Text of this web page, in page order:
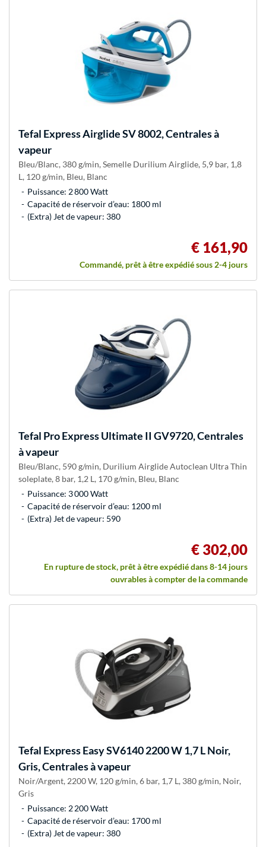
Tefal Express Airglide SV 8002, Centrales à
vapeur
Bleu/Blanc, 380 g/min, Semelle Durilium Airglide, 5,9 bar, 1,8
L, 120 g/min, Bleu, Blanc
Puissance: 2 800 Watt
Capacité de réservoir d’eau: 1800 ml
(Extra) Jet de vapeur: 380
€ 161,90
Commandé, prêt à être expédié sous 2-4 jours
Tefal Pro Express Ultimate II GV9720, Centrales
à vapeur
Bleu/Blanc, 590 g/min, Durilium Airglide Autoclean Ultra Thin
soleplate, 8 bar, 1,2 L, 170 g/min, Bleu, Blanc
Puissance: 3 000 Watt
Capacité de réservoir d’eau: 1200 ml
(Extra) Jet de vapeur: 590
€ 302,00
En rupture de stock, prêt à être expédié dans 8-14 jours
ouvrables à compter de la commande
Tefal Express Easy SV6140 2200 W 1,7 L Noir,
Gris, Centrales à vapeur
Noir/Argent, 2200 W, 120 g/min, 6 bar, 1,7 L, 380 g/min, Noir,
Gris
Puissance: 2 200 Watt
Capacité de réservoir d’eau: 1700 ml
(Extra) Jet de vapeur: 380